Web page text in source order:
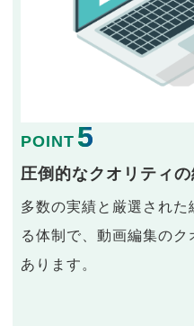
POINT 5
圧倒的なクオリティの
多数の実績と厳選された
る体制で、動画編集の
あります。